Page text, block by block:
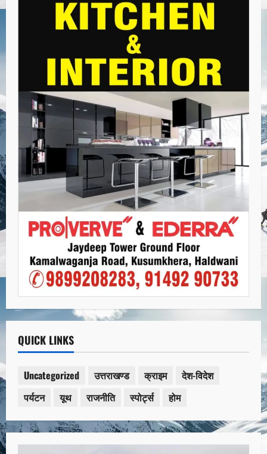
QUICK LINKS
Uncategorized उत्तराखण्ड क्राइम
देश-विदेश
पर्यटन
यूथ राजनीति स्पोर्ट्स होम